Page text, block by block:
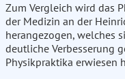
Zum Vergleich wird das
der Medizin an der
herangezogen, welches
deutliche Verbesserung
Physikpraktika erwiesen